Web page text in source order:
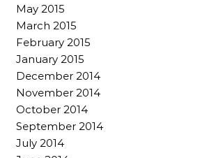
May 2015
March 2015
February 2015
January 2015
December 2014
November 2014
October 2014
September 2014
July 2014